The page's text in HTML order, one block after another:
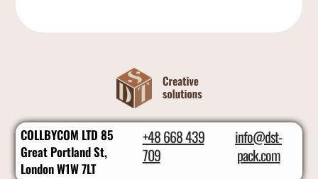
COLLBYCOM LTD 85
Great Portland St,
London W1W 7LT
+48 668 439
709
info@dst-
pack.com